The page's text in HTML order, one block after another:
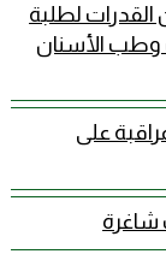
القدرات لطلبة
وطب الأسنان
على